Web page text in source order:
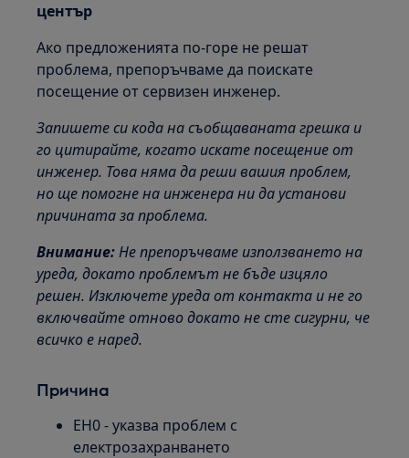
център
Ако предложенията по-горе не решат
проблема, препоръчваме да поискате
посещение от сервизен инженер.
Запишете си кода на съобщаваната грешка и
го цитирайте, когато искате посещение от
инженер. Това няма да реши вашия проблем,
но ще помогне на инженера ни да установи
причината за проблема.
Внимание:Не препоръчваме използването на
уреда, докато проблемът не бъде изцяло
решен. Изключете уреда от контакта и не го
включвайте отново докато не сте сигурни, че
всичко е наред.
Причина
EH0 - указва проблем с
електрозахранването